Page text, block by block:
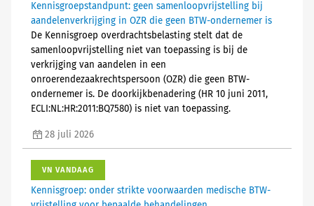
Kennisgroepstandpunt: geen samenloopvrijstelling bij
aandelenverkrijging in OZR die geen BTW-ondernemer is
De Kennisgroep overdrachtsbelasting stelt dat de
samenloopvrijstelling niet van toepassing is bij de
verkrijging van aandelen in een
onroerendezaakrechtspersoon (OZR) die geen BTW-
ondernemer is. De doorkijkbenadering (HR 10 juni 2011,
ECLI:NL:HR:2011:BQ7580) is niet van toepassing.
28 juli 2026
VN VANDAAG
Kennisgroep: onder strikte voorwaarden medische BTW-